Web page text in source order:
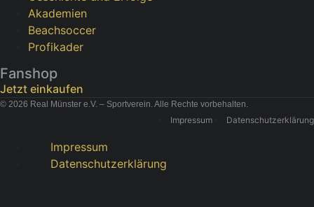
Akademien
Beachsoccer
Profikader
Fanshop
Jetzt einkaufen
© 2026 Real Münster e.V. – Sportverein. Alle Rechte vorbehalten.
Impressum Datenschutzerklärung
Impressum
Datenschutzerklärung